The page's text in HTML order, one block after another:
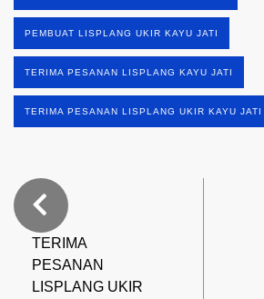
PEMBUAT LISPLANG UKIR KAYU JATI
TERIMA PESANAN LISPLANG KAYU JATI
TERIMA PESANAN LISPLANG UKIR KAYU JATI
TERIMA
PESANAN
LISPLANG UKIR